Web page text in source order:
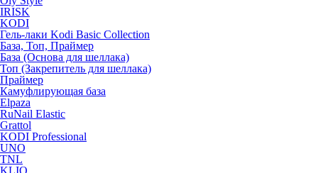
IRISK
KODI
Гель-лаки Kodi Basic Collection
База, Топ, Праймер
База (Основа для шеллака)
Топ (Закрепитель для шеллака)
Праймер
Камуфлирующая база
Elpaza
RuNail Elastic
Grattol
KODI Professional
UNO
TNL
KLIO